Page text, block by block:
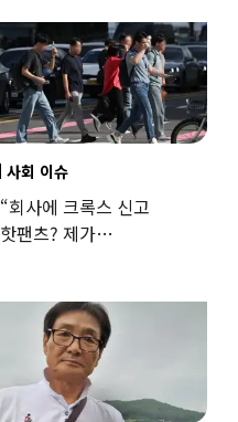
사회 이슈
“회사에 크록스 신고
핫팬츠? 제가